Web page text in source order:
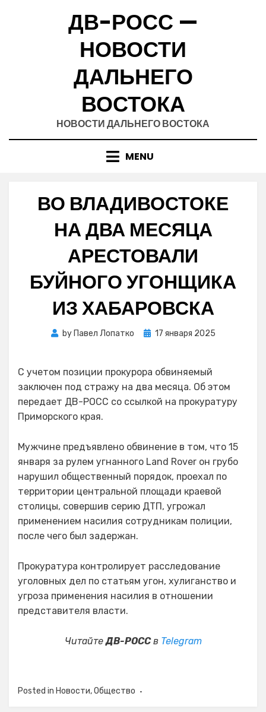
ДВ-РОСС —
НОВОСТИ
ДАЛЬНЕГО
ВОСТОКА
НОВОСТИ ДАЛЬНЕГО ВОСТОКА
MENU
ВО ВЛАДИВОСТОКЕ
НА ДВА МЕСЯЦА
АРЕСТОВАЛИ
БУЙНОГО УГОНЩИКА
ИЗ ХАБАРОВСКА
by Павел Лопатко
Posted
17 января 2025
С учетом позиции прокурора обвиняемый
заключен под стражу на два месяца. Об этом
передает ДВ-РОСС со ссылкой на прокуратуру
Приморского края.
Мужчине предъявлено обвинение в том, что 15
января за рулем угнанного Land Rover он грубо
нарушил общественный порядок, проехал по
территории центральной площади краевой
столицы, совершив серию ДТП, угрожал
применением насилия сотрудникам полиции,
после чего был задержан.
Прокуратура контролирует расследование
уголовных дел по статьям угон, хулиганство и
угроза применения насилия в отношении
представителя власти.
ЧитайтеДВ-РОССв Telegram
Posted in Новости,Общество